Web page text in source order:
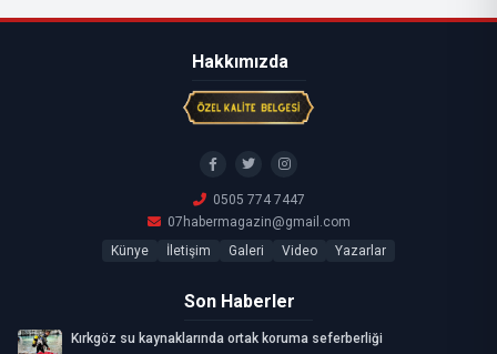
Hakkımızda
0505 774 7447
07habermagazin@gmail.com
Künye
İletişim Galeri Video Yazarlar
Son Haberler
Kırkgöz su kaynaklarında ortak koruma seferberliği